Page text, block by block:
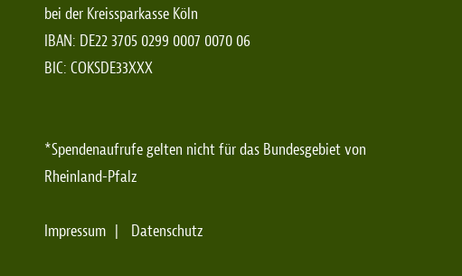
bei der Kreissparkasse Köln
IBAN: DE22 3705 0299 0007 0070 06
BIC: COKSDE33XXX
*Spendenaufrufe gelten nicht für das Bundesgebiet von
Rheinland-Pfalz
Impressum Datenschutz